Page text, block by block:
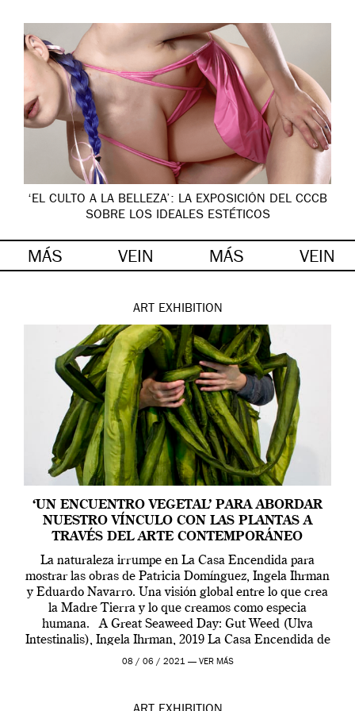
‘EL CULTO A LA BELLEZA’: LA EXPOSICIÓN DEL CCCB
SOBRE LOS IDEALES ESTÉTICOS
MÁS VEIN MÁS VEIN
ART EXHIBITION
‘UN ENCUENTRO VEGETAL’ PARA ABORDAR
NUESTRO VÍNCULO CON LAS PLANTAS A
TRAVÉS DEL ARTE CONTEMPORÁNEO
La naturaleza irrumpe en La Casa Encendida para
mostrar las obras de Patricia Domínguez, Ingela Ihrman
y Eduardo Navarro. Una visión global entre lo que crea
la Madre Tierra y lo que creamos como especia
humana. A Great Seaweed Day: Gut Weed (Ulva
Intestinalis), Ingela Ihrman, 2019 La Casa Encendida de
Madrid y la Wellcome […]
08 / 06 / 2021 — VER MÁS